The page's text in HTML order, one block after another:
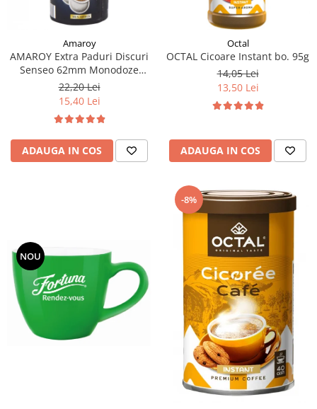
Amaroy
AMAROY Extra Paduri Discuri
Senseo 62mm Monodoze
20buc 140g
22,20 Lei
15,40 Lei
ADAUGA IN COS
Octal
OCTAL Cicoare Instant bo. 95g
14,05 Lei
13,50 Lei
ADAUGA IN COS
NOU
-8%